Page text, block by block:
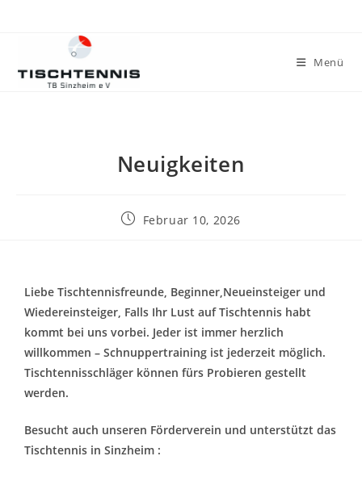
Menü
Neuigkeiten
Februar 10, 2026
Liebe Tischtennisfreunde, Beginner,Neueinsteiger und
Wiedereinsteiger, Falls Ihr Lust auf Tischtennis habt
kommt bei uns vorbei. Jeder ist immer herzlich
willkommen – Schnuppertraining ist jederzeit möglich.
Tischtennisschläger können fürs Probieren gestellt
werden.
Besucht auch unseren Förderverein und unterstützt das
Tischtennis in Sinzheim :